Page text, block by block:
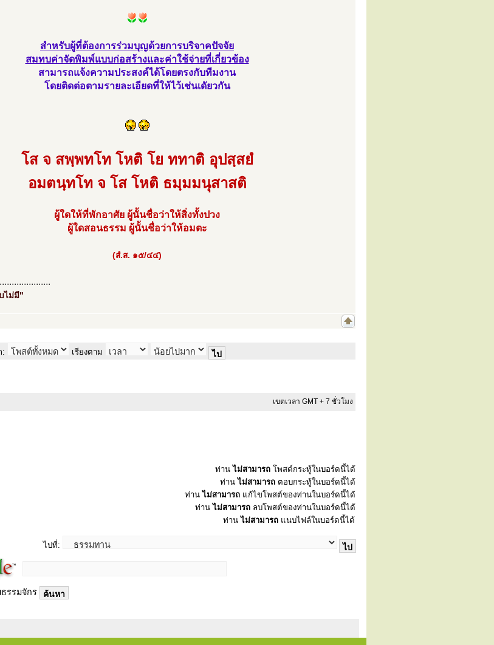
สำหรับผู้ที่ต้องการร่วมบุญด้วยการบริจาคปัจจัย
สมทบค่าจัดพิมพ์แบบก่อสร้างและค่าใช้จ่ายที่เกี่ยวข้อง
สามารถแจ้งความประสงค์ได้โดยตรงกับทีมงาน
โดยติดต่อตามรายละเอียดที่ให้ไว้เช่นเดัยวกัน
โส จ สพฺพทโท โหติ โย ททาติ อุปสฺสยํ
อมตนฺทโท จ โส โหติ ธมฺมมนุสาสติ
ผู้ใดให้ที่พักอาศัย ผู้นั้นชื่อว่าให้สิ่งทั้งปวง
ผู้ใดสอนธรรม ผู้นั้นชื่อว่าให้อมตะ
(สํ.ส. ๑๕/๔๔)
ไม่มี"
: เรียงตาม
เขตเวลา GMT + 7 ชั่วโมง
ท่านไม่สามารถ โพสต์กระทู้ในบอร์ดนี้ได้
ท่านไม่สามารถ ตอบกระทู้ในบอร์ดนี้ได้
ท่านไม่สามารถ แก้ไขโพสต์ของท่านในบอร์ดนี้ได้
ท่านไม่สามารถ ลบโพสต์ของท่านในบอร์ดนี้ได้
ท่านไม่สามารถ แนบไฟล์ในบอร์ดนี้ได้
ไปที่:
ธรรมจักร